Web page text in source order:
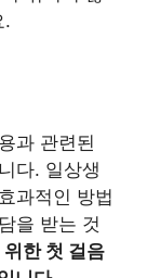
.
과 관련된
다. 일상생
과적인 방법
을 받는 것
한 첫 걸음